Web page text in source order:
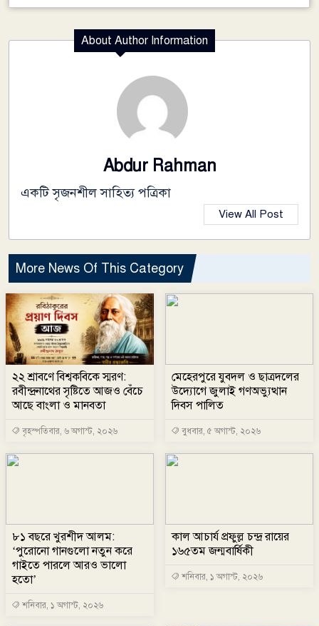
About Author Information
Abdur Rahman
একটি সৃজনশীল সাহিত্য পত্রিকা
View All Post
More News Of This Category
২২ শ্রাবণে বিশ্বকবিকে স্মরণ:
রবীন্দ্রনাথের সৃষ্টিতে আজও বেঁচে
আছে বাংলা ও মানবতা
বৃহস্পতিবার, ৬ অগাস্ট, ২০২৬
মেহেরপুরে যুবদল ও ছাত্রদলের
উদ্যোগে জুলাই গণঅভ্যুত্থান
দিবস পালিত
বুধবার, ৫ অগাস্ট, ২০২৬
৮১ বছরে খুরশীদ আলম:
‘পুরোনো গানগুলো নতুন করে
গাইতে পারলে আরও ভালো
হতো’
শনিবার, ১ অগাস্ট, ২০২৬
কাল আচার্য প্রফুল্ল চন্দ্র রায়ের
১৬৫তম জন্মবার্ষিকী
শনিবার, ১ অগাস্ট, ২০২৬